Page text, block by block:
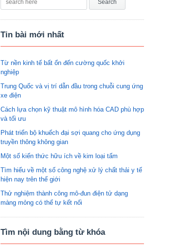
Tin bài mới nhất
Từ nền kinh tế bất ổn đến cường quốc khởi
nghiệp
Trung Quốc và vị trí dẫn đầu trong chuỗi cung ứng
xe điện
Cách lựa chọn kỹ thuật mô hình hóa CAD phù hợp
và tối ưu
Phát triển bộ khuếch đại sợi quang cho ứng dụng
truyền thông không gian
Một số kiến thức hữu ích về kim loại tấm
Tìm hiểu về một số công nghệ xử lý chất thải y tế
hiện nay trên thế giới
Thử nghiệm thành công mô-đun điện tử dạng
màng mỏng có thể tự kết nối
Tìm nội dung bằng từ khóa